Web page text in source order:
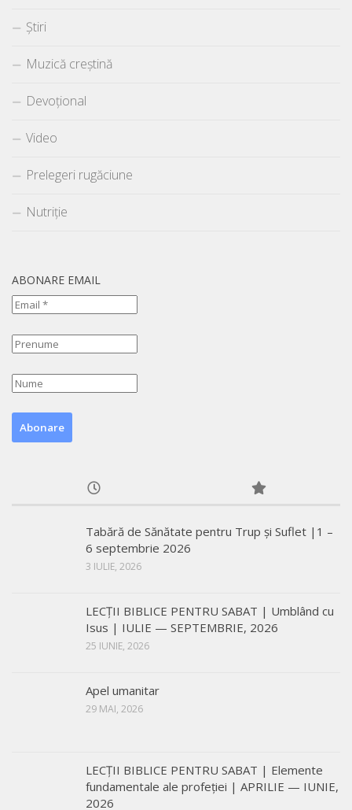
Știri
Muzică creștină
Devoțional
Video
Prelegeri rugăciune
Nutriție
ABONARE EMAIL
Tabără de Sănătate pentru Trup și Suflet |1 –
6 septembrie 2026
3 IULIE, 2026
LECŢII BIBLICE PENTRU SABAT | Umblând cu
Isus | IULIE — SEPTEMBRIE, 2026
25 IUNIE, 2026
Apel umanitar
29 MAI, 2026
LECŢII BIBLICE PENTRU SABAT | Elemente
fundamentale ale profeției | APRILIE — IUNIE,
2026